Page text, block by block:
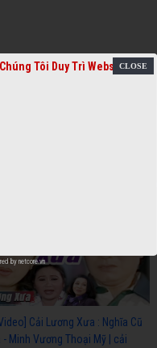
Cải Lương Xưa : Nghĩa Cũ
- Minh Vương Thoại Mỹ | cải
Tôi Duy Trì Website
bynetcore.vn